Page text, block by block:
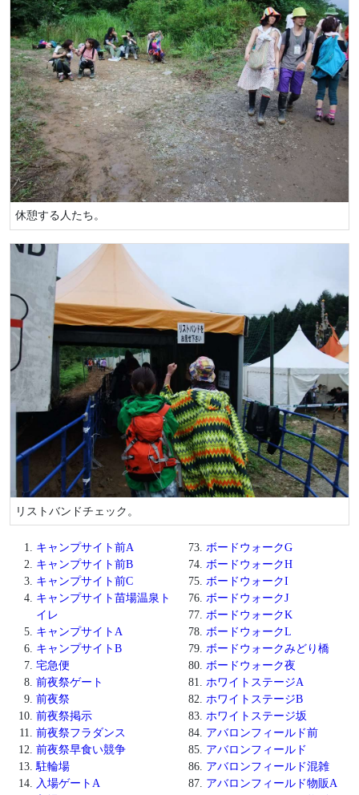
休憩する人たち。
リストバンドチェック。
キャンプサイト前A
キャンプサイト前B
キャンプサイト前C
キャンプサイト苗場温泉ト
イレ
キャンプサイトA
キャンプサイトB
宅急便
前夜祭ゲート
前夜祭
前夜祭掲示
前夜祭フラダンス
前夜祭早食い競争
駐輪場
入場ゲートA
ボードウォークG
ボードウォークH
ボードウォークI
ボードウォークJ
ボードウォークK
ボードウォークL
ボードウォークみどり橋
ボードウォーク夜
ホワイトステージA
ホワイトステージB
ホワイトステージ坂
アバロンフィールド前
アバロンフィールド
アバロンフィールド混雑
アバロンフィールド物販A